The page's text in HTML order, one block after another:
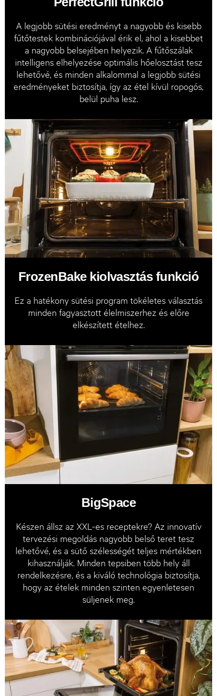
A legjobb sütési eredményt a nagyobb és kisebb
fűtőtestek kombinációjával érik el, ahol a kisebbet
a nagyobb belsejében helyezik. A fűtőszálak
intelligens elhelyezése optimális hőelosztást tesz
lehetővé, és minden alkalommal a legjobb sütési
eredményeket biztosítja, így az étel kívül ropogós,
belül puha lesz.
FrozenBake kiolvasztás funkció
Ez a hatékony sütési program tökéletes választás
minden fagyasztott élelmiszerhez és előre
elkészített ételhez.
BigSpace
Készen állsz az XXL-es receptekre? Az innovatív
tervezési megoldás nagyobb belső teret tesz
lehetővé, és a sütő szélességét teljes mértékben
kihasználják. Minden tepsiben több hely áll
rendelkezésre, és a kiváló technológia biztosítja,
hogy az ételek minden szinten egyenletesen
süljenek meg.